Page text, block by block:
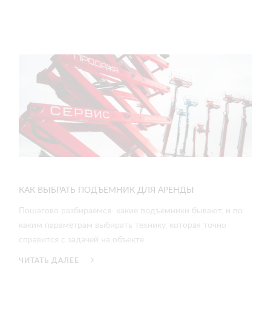
КАК ВЫБРАТЬ ПОДЪЕМНИК ДЛЯ АРЕНДЫ
Пошагово разбираемся: какие подъемники бывают, и по
каким параметрам выбирать технику, которая точно
справится с задачей на объекте.
ЧИТАТЬ ДАЛЕЕ